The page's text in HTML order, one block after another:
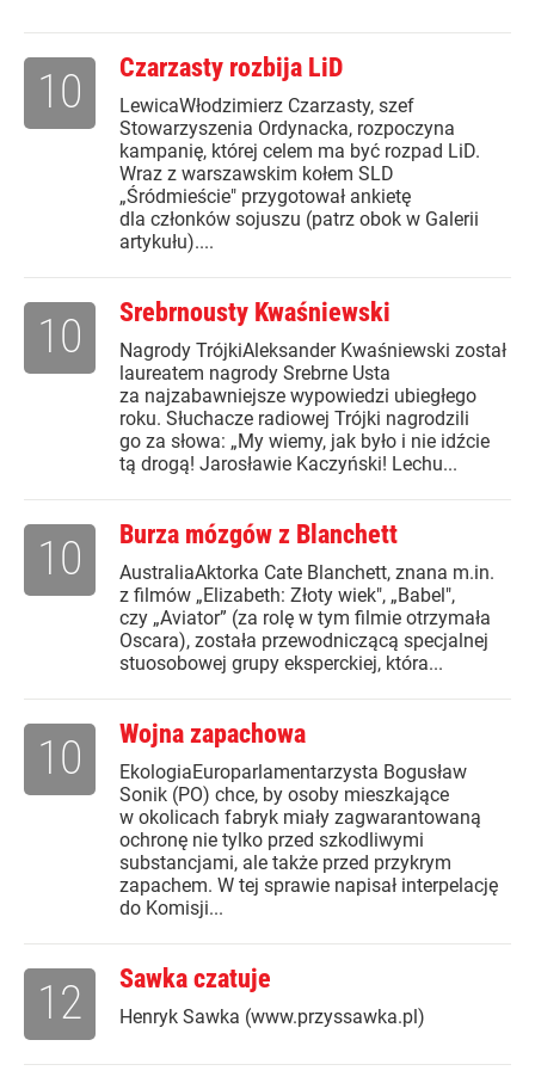
Czarzasty rozbija LiD
LewicaWłodzimierz Czarzasty, szef
Stowarzyszenia Ordynacka, rozpoczyna
kampanię, której celem ma być rozpad LiD.
Wraz z warszawskim kołem SLD
„Śródmieście" przygotował ankietę
dla członków sojuszu (patrz obok w Galerii
artykułu)....
10
Srebrnousty Kwaśniewski
Nagrody TrójkiAleksander Kwaśniewski został
laureatem nagrody Srebrne Usta
za najzabawniejsze wypowiedzi ubiegłego
roku. Słuchacze radiowej Trójki nagrodzili
go za słowa: „My wiemy, jak było i nie idźcie
tą drogą! Jarosławie Kaczyński! Lechu...
10
Burza mózgów z Blanchett
AustraliaAktorka Cate Blanchett, znana m.in.
z filmów „Elizabeth: Złoty wiek", „Babel",
czy „Aviator” (za rolę w tym filmie otrzymała
Oscara), została przewodniczącą specjalnej
stuosobowej grupy eksperckiej, która...
10
Wojna zapachowa
EkologiaEuroparlamentarzysta Bogusław
Sonik (PO) chce, by osoby mieszkające
w okolicach fabryk miały zagwarantowaną
ochronę nie tylko przed szkodliwymi
substancjami, ale także przed przykrym
zapachem. W tej sprawie napisał interpelację
do Komisji...
10
Sawka czatuje
Henryk Sawka (www.przyssawka.pl)
12